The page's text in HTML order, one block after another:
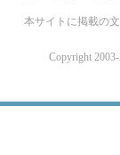
本サイトに掲載の
Copyright